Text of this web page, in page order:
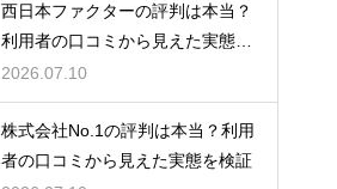
西日本ファクターの評判は本当？
利用者の口コミから見えた実態を
検証
2026.07.10
株式会社No.1の評判は本当？利用
者の口コミから見えた実態を検証